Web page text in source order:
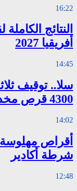
16:22
النتائج
أفريقيا 2027
14:45
سلا.. توقيف
4300 قرص مخدر وكوكايين وإكستازي
14:02
أقراص
شرطة أكادير
12:48